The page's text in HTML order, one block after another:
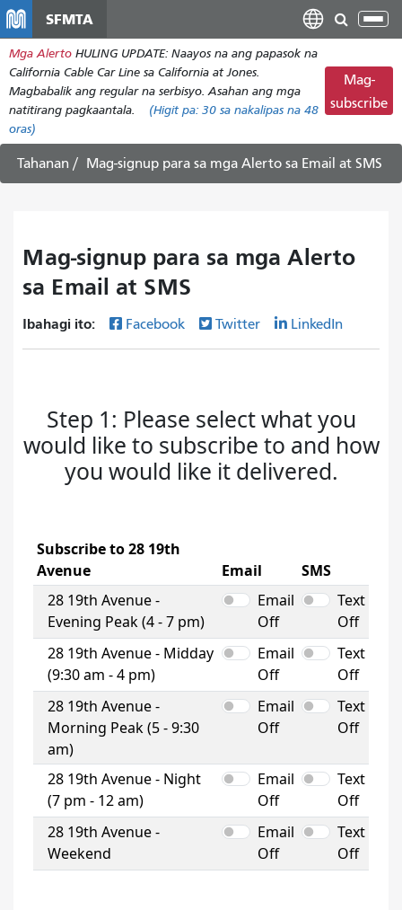
pangunahing
nilalaman
SFMTA
I-
ang
Mga Alerto HULING UPDATE: Naayos na ang papasok na
California Cable Car Line sa California at Jones.
Magbabalik ang regular na serbisyo. Asahan ang mga
natitirang pagkaantala.
(Higit pa: 30 sa nakalipas na 48
oras)
Mag-
subscribe
Tahanan Mag-signup para sa mga Alerto sa Email at SMS
Mag-signup para sa mga Alerto
sa Email at SMS
Ibahagi ito: Facebook Twitter LinkedIn